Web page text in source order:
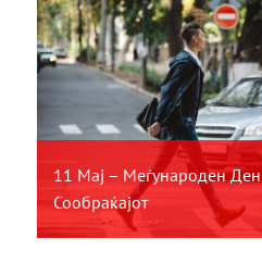
11 Мај – Меѓународен
Сообраќајот